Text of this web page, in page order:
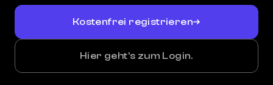
Kostenfrei registrieren
Hier geht's zum Login.